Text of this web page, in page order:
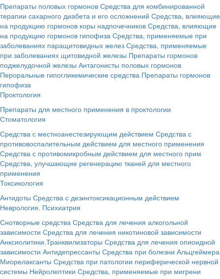
Препараты половых гормонов Средства для комбинированной
терапии сахарного диабета и его осложнений Средства, влияющие
на продукцию гормонов коры надпочечников Средства, влияющие
на продукцию гормонов гипофиза Средства, применяемые при
заболеваниях паращитовидных желез Средства, применяемые
при заболеваниях щитовидной железы Препараты гормонов
поджелудочной железы Антагонисты половых гормонов
Пероральные гипогликемические средства Препараты гормонов
гипофиза
Проктология
Препараты для местного применения в проктологии
Стоматология
Средства с местноанестезирующим действием Средства с
противовоспалительным действием для местного применения
Средства с противомикробным действием для местного прим
Средства, улучшающие регенерацию тканей для местного
применения
Токсикология
Антидоты Средства с дезинтоксикационным действием
Неврология. Психиатрия
Снотворные средства Средства для лечения алкогольной
зависимости Средства для лечения никотиновой зависимости
Анксиолитики.Транквилизаторы Средства для лечения опиоидной
зависимости Антидепрессанты Средства при болезни Альцгеймера
Миорелаксанты Средства при патологии периферической нервной
системы Нейролептики Средства, применяемые при мигрени